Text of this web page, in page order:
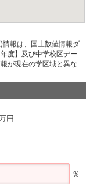
報は、国土数値情報ダ
度】及び中学校区デー
が現在の学区域と異な
円
％